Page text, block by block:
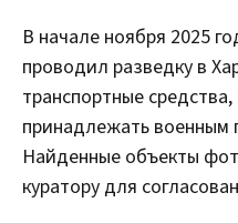
В начале ноября 2025
проводил разведку в
транспортные
принадлежать военным
Найденные объекты
куратору для